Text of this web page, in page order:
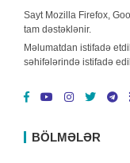
Sayt Mozilla Firefox,
tam dəstəklənir.
Məlumatdan istifadə
səhifələrində istifadə
BÖLMƏLƏR